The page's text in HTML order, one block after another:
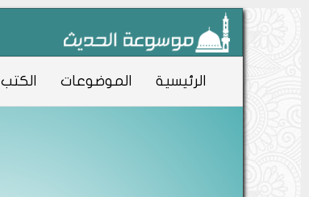
الرئيسية الموضوعات الكتب